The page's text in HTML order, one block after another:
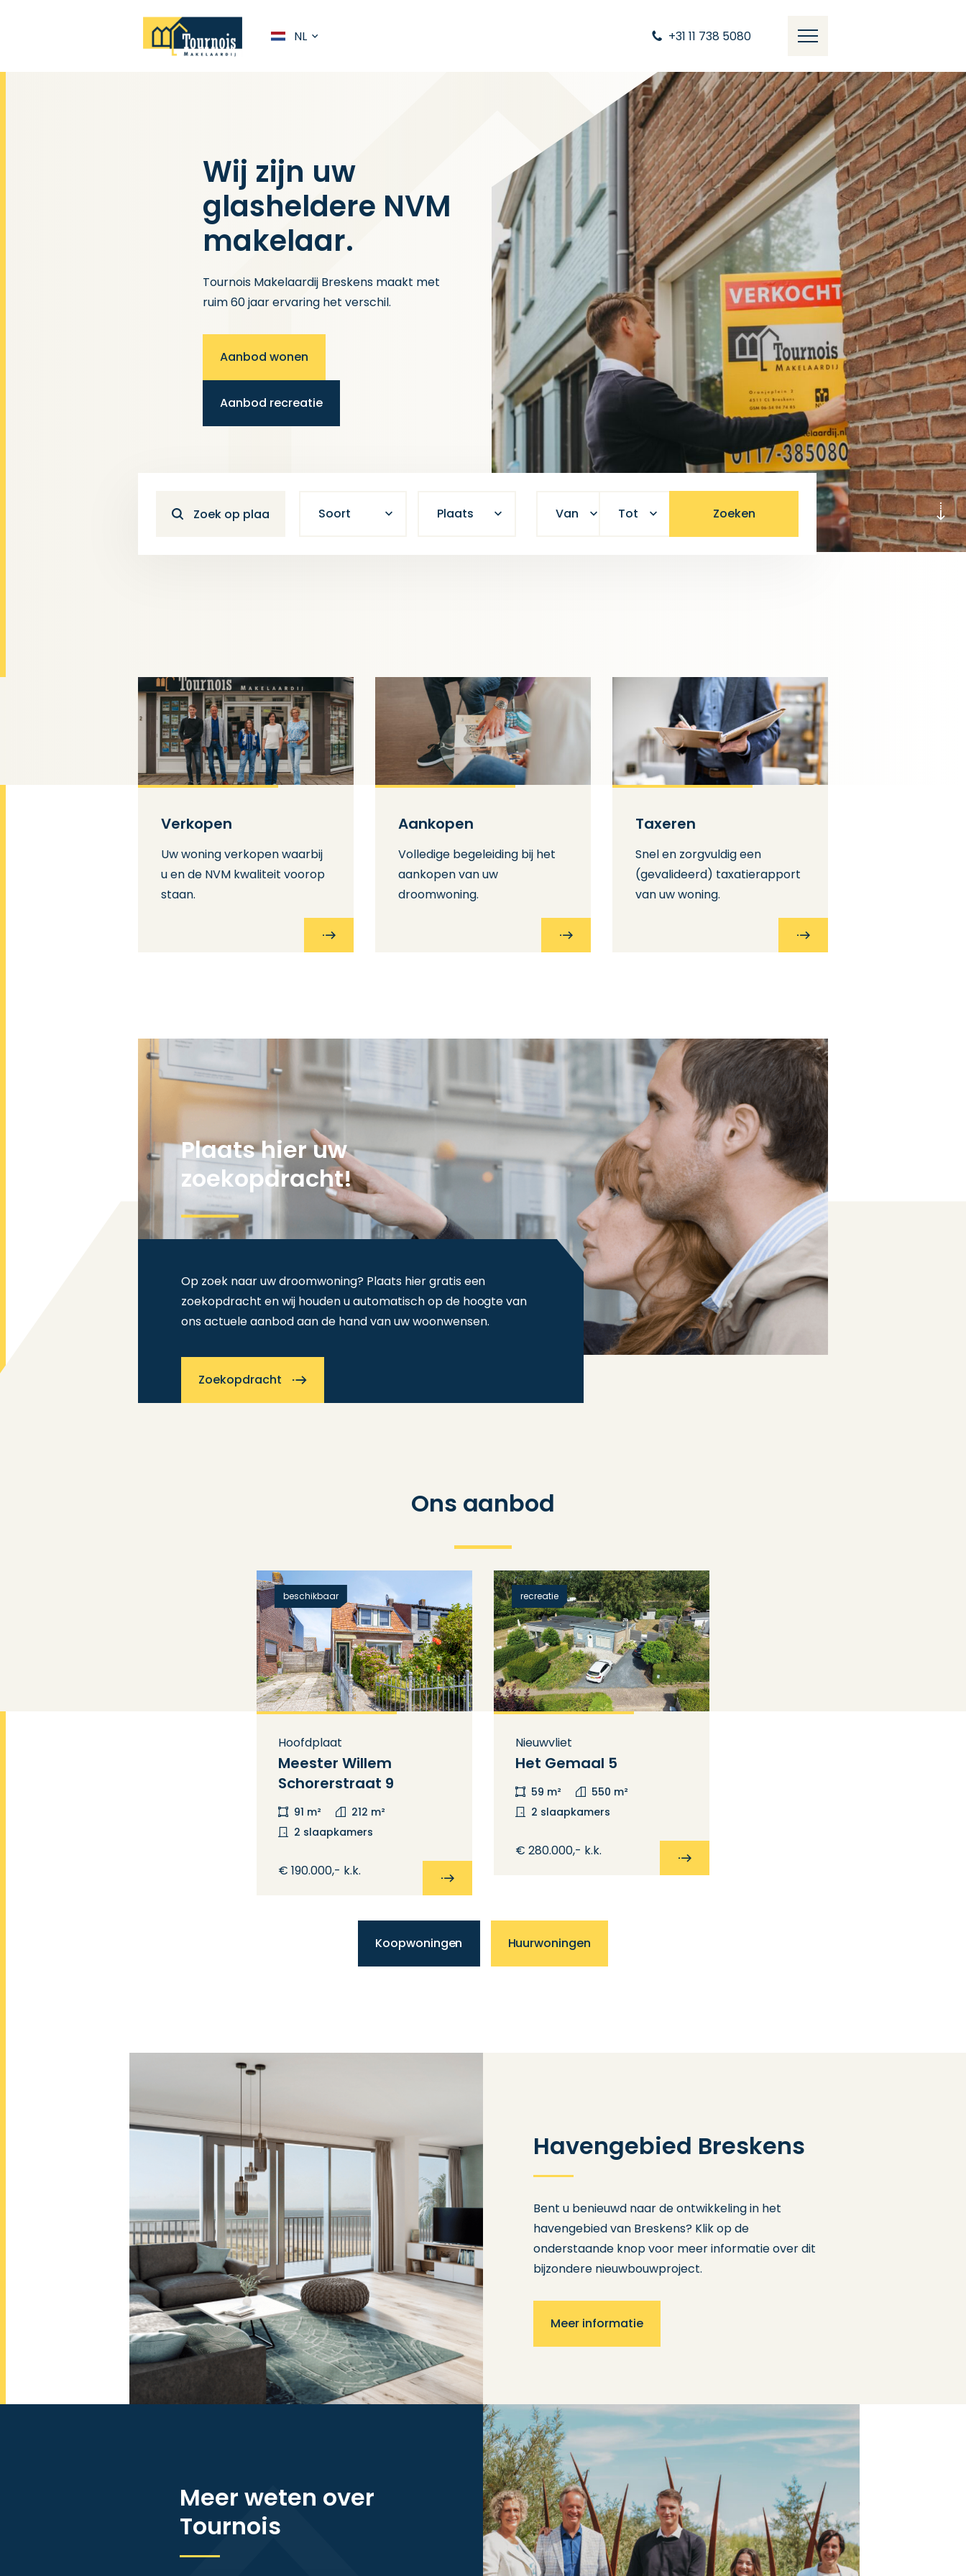
+31 11 738 5080
NL
Wij zijn uw
glasheldere NVM
makelaar.
Tournois Makelaardij Breskens maakt met
ruim 60 jaar ervaring het verschil.
Aanbod wonen
Aanbod recreatie
Soort Plaats Van Tot Zoeken
Verkopen
Uw woning verkopen waarbij
u en de NVM kwaliteit voorop
staan.
Aankopen
Volledige begeleiding bij het
aankopen van uw
droomwoning.
Taxeren
Snel en zorgvuldig een
(gevalideerd) taxatierapport
van uw woning.
Plaats hier uw
zoekopdracht!
Op zoek naar uw droomwoning? Plaats hier gratis een
zoekopdracht en wij houden u automatisch op de hoogte van
ons actuele aanbod aan de hand van uw woonwensen.
Zoekopdracht
Ons aanbod
beschikbaar
Hoofdplaat
Meester Willem
Schorerstraat 9
91 m²
212 m²
2 slaapkamers
€ 190.000,- k.k.
recreatie
Nieuwvliet
Het Gemaal 5
59 m²
550 m²
2 slaapkamers
€ 280.000,- k.k.
Koopwoningen Huurwoningen
Havengebied Breskens
Bent u benieuwd naar de ontwikkeling in het
havengebied van Breskens? Klik op de
onderstaande knop voor meer informatie over dit
bijzondere nieuwbouwproject.
Meer informatie
Meer weten over
Tournois